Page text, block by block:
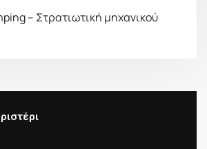
– Στρατιωτική μηχανικού